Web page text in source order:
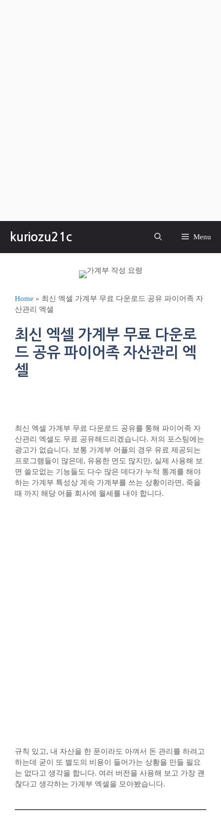
kuriozu21c Menu
Home » 최신 엑셀 가계부 무료 다운로드 공유 파이어족 자
산관리 엑셀
최신 엑셀 가계부 무료 다운로
드 공유 파이어족 자산관리 엑
셀
최신 엑셀 가계부 무료 다운로드 공유를 통해 파이어족 자
산관리 엑셀도 무료 공유해드리겠습니다. 저의 포스팅에는
광고가 없습니다. 보통 가계부 어플의 경우 유료 제공되는
프로그램들이 많은데, 유용한 면도 많지만, 실제 사용해 보
면 쓸모없는 기능들도 다수 많은 데다가 누적 통계를 해야
하는 가계부 특성상 계속 가계부를 쓰는 상황이라면, 죽을
때 까지 해당 어플 회사에 월세를 내야 합니다.
규칙 있고, 내 자산을 한 푼이라도 아껴서 돈 관리를 하려고
하는데 굳이 또 별도의 비용이 들어가는 상황을 만들 필요
는 없다고 생각을 합니다. 여러 버전을 사용해 보고 가장 괜
찮다고 생각하는 가계부 엑셀을 모아봤습니다.